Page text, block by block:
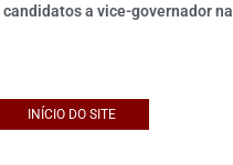
candidatos a vice-governador na
INÍCIO DO SITE